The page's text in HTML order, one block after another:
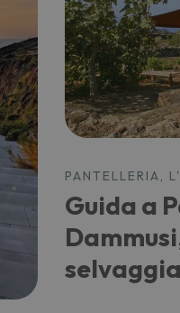
PANTELLERIA,
Guida a
selvaggia